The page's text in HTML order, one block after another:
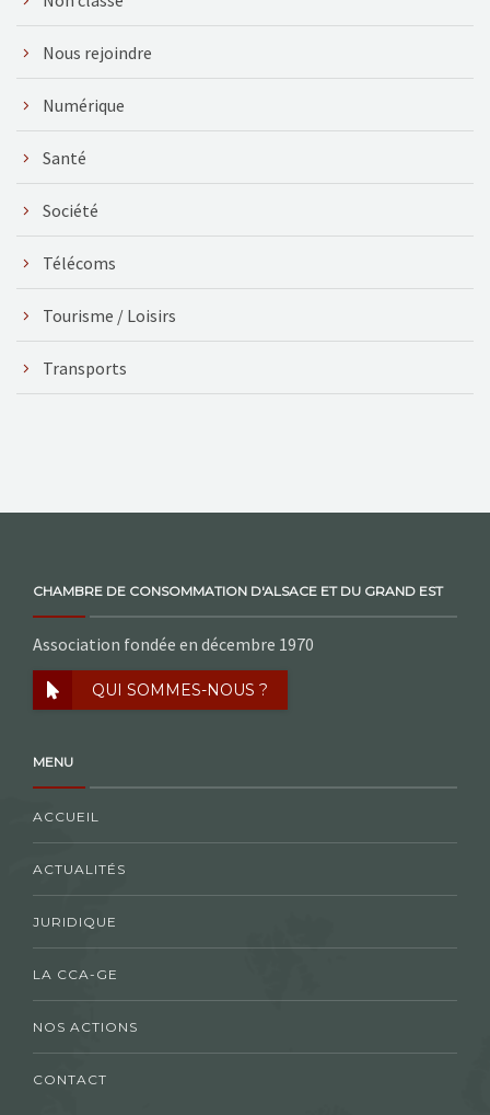
Nous rejoindre
Numérique
Santé
Société
Télécoms
Tourisme / Loisirs
Transports
CHAMBRE DE CONSOMMATION D'ALSACE ET DU GRAND EST
Association fondée en décembre 1970
QUI SOMMES-NOUS ?
MENU
ACCUEIL
ACTUALITÉS
JURIDIQUE
LA CCA-GE
NOS ACTIONS
CONTACT